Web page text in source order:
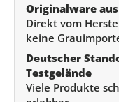
Originalware
Direkt vom
keine
Deutscher
Testgelände
Viele Produkte